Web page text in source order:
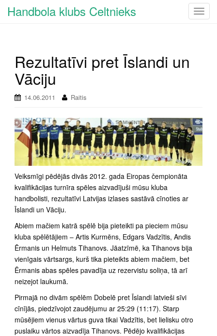
T
g
a
o
Handbola klubs Celtnieks
Rezultatīvi pret Īslandi un
Vāciju
14.06.2011 Raitis
Veiksmīgi pēdējās divās 2012. gada Eiropas čempionāta
kvalifikācijas turnīra spēles aizvadījuši mūsu kluba
handbolisti, rezultatīvi Latvijas izlases sastāvā cīnoties ar
Īslandi un Vāciju.
Abiem mačiem katrā spēlē bija pieteikti pa pieciem mūsu
kluba spēlētājiem – Artis Kurmēns, Edgars Vadzītis, Andis
Ērmanis un Helmuts Tihanovs. Jāatzīmē, ka Tihanovs bija
vienīgais vārtsargs, kurš tika pieteikts abiem mačiem, bet
Ērmanis abas spēles pavadīja uz rezervistu soliņa, tā arī
neizejot laukumā.
Pirmajā no divām spēlēm Dobelē pret Īslandi latvieši sīvi
cīnījās, piedzīvojot zaudējumu ar 25:29 (11:17). Starp
mūsējiem vienus vārtus guva tikai Vadzītis, bet lielisku otro
puslaiku vārtos aizvadīja Tihanovs. Pēdējo kvalifikācijas